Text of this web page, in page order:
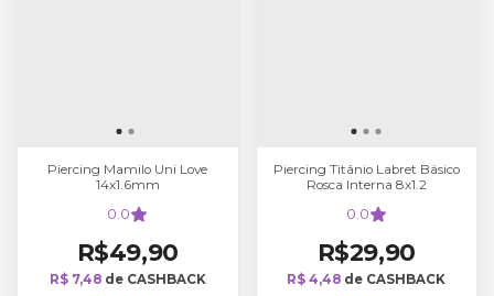
Piercing Mamilo Uni Love
14x1.6mm
0.0
R$49,90
R$ 7,48de CASHBACK
Piercing Titânio Labret Básico
Rosca Interna 8x1.2
0.0
R$29,90
R$ 4,48 de CASHBACK